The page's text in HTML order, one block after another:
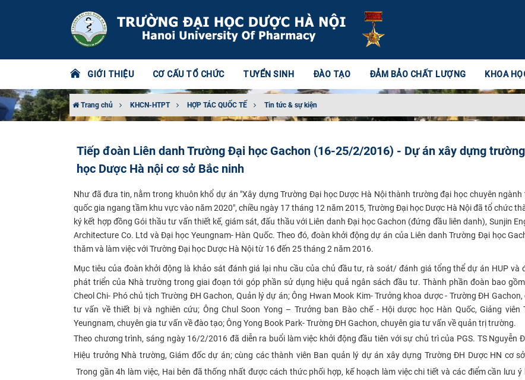
GIỚI THIỆU CƠ CẤU TỔ CHỨC TUYỂN SINH ĐÀO TẠO ĐẢM BẢO CHẤT LƯỢNG KHOA
Trang chủ KHCN-HTPT HỢP TÁC QUỐC TẾ Tin tức & sự kiện
Tiếp đoàn Liên danh Trường Đại học Gachon (16-25/2/2016) - Dự án xây dựng
học Dược Hà nội cơ sở Bắc ninh
Như đã đưa tin, nằm trong khuôn khổ dự án "Xây dựng Trường Đại học Dược Hà Nội thành trường đại học chuyên ngành
quốc gia ngang tầm khu vực vào năm 2020", chiều ngày 17 tháng 12 năm 2015, Trường Đại học Dược Hà Nội đã tổ chức
ký kết hợp đồng Gói thầu tư vấn thiết kế, giám sát, đấu thầu với Liên danh Đại học Gachon (đứng đầu liên danh), Sunjin
Architecture Co. Ltd và Đại học Yeungnam- Hàn Quốc. Theo đó, đoàn khởi động dự án của Liên danh Trường Đại học
thăm và làm việc với Trường Đại học Dược Hà Nội từ 16 đến 25 tháng 2 năm 2016.
Mục tiêu của đoàn khởi động là khảo sát đánh giá lại nhu cầu của chủ đầu tư, rà soát/ đánh giá tổng thể dự án HUP và
phát triển của Nhà trường trong giai đoạn tới góp phần sử dụng hiệu quả ngân sách đầu tư. Thành phần đoàn bao
Cheol Chi- Phó chủ tịch Trường ĐH Gachon, Quản lý dự án; Ông Hwan Mook Kim- Trưởng khoa dược - Trường ĐH Gachon,
tư vấn về thiết bị và nghiên cứu; Ông Chul Soon Yong – Trưởng ban Bào chế - Hội dược học Hàn Quốc, Giảng viên
Yeungnam, chuyên gia tư vấn về đào tạo; Ông Yong Book Park- Trường ĐH Gachon, chuyên gia tư vấn về quản trị trường.
Theo chương trình, sáng ngày 16/2/2016 đã diễn ra buổi làm việc khởi động đầu tiên với sự chủ trì của PGS. TS Nguyễn
Hiệu trưởng Nhà trường, Giám đốc dự án; cùng các thành viên Ban quản lý dự án xây dựng Trường ĐH Dược HN cơ
Trong gần 4h làm việc, Hai bên đã thống nhất được cách thức phối hợp, kế hoạch làm việc chi tiết và các điểm cần lưu ý